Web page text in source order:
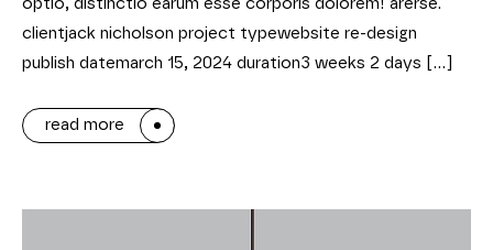
optio, distinctio earum esse corporis dolorem! arerse.
clientjack nicholson project typewebsite re-design
publish datemarch 15, 2024 duration3 weeks 2 days […]
read more